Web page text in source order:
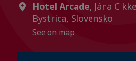
Hotel Arcade, Jána
Bystrica, Slovensko
See on map